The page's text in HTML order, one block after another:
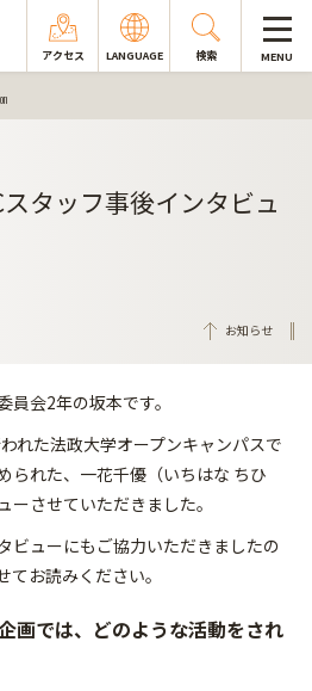
アクセス LANGUAGE 検索 MENU
スタッフ事後インタビュ
お知らせ
会2年の坂本です。
れた法政大学オープンキャンパスで
られた、一花千優（いちはな ちひ
ーさせていただきました。
ビューにもご協力いただきましたの
お読みください。
画では、どのような活動をされ